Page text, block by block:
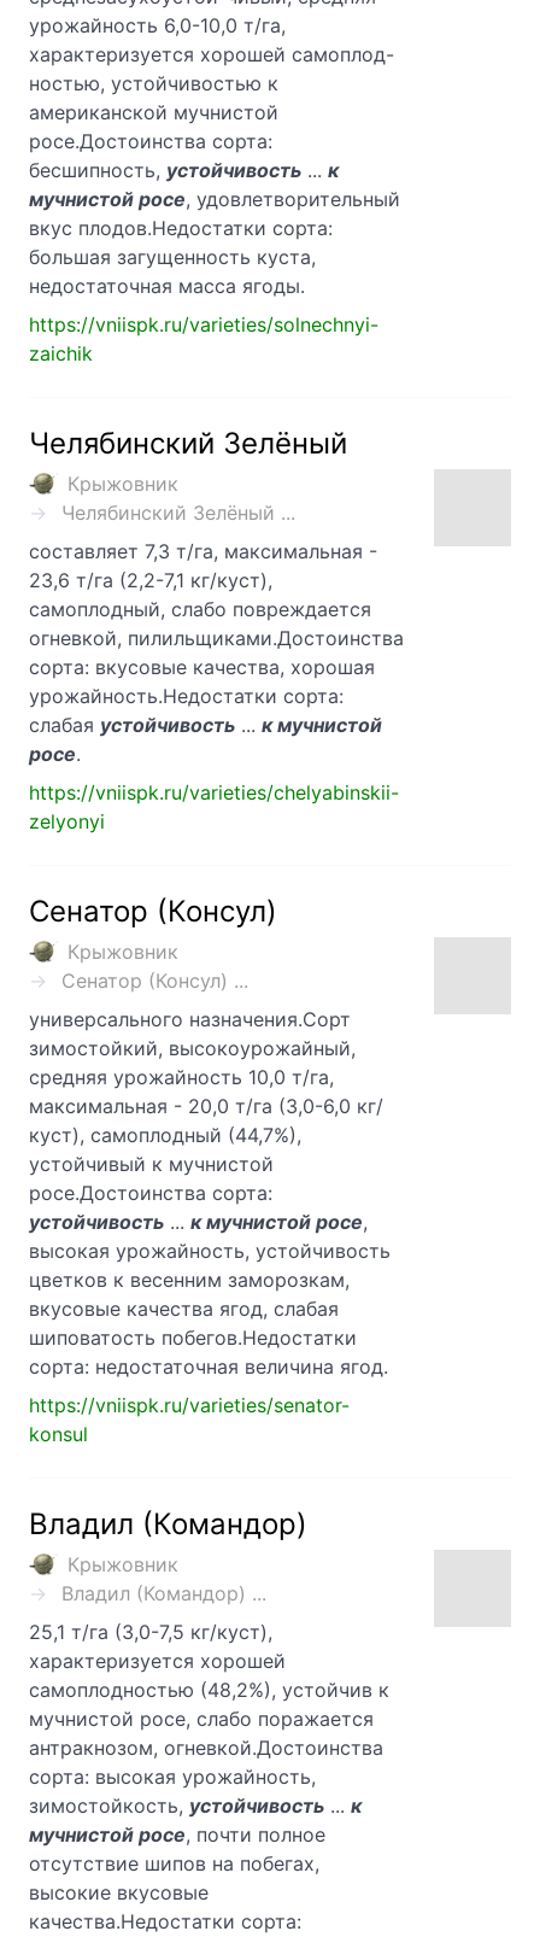
урожайность 6,0-10,0 т/га,
характеризуется хорошей самоплод-
ностью, устойчивостью к
американской мучнистой
росе.Достоинства сорта:
бесшипность, устойчивость ... к
мучнистой росе, удовлетворительный
вкус плодов.Недостатки сорта:
большая загущенность куста,
недостаточная масса ягоды.
https://vniispk.ru/varieties/solnechnyi-
zaichik
Челябинский Зелёный
Крыжовник
Челябинский Зелёный ...
составляет 7,3 т/га, максимальная -
23,6 т/га (2,2-7,1 кг/куст),
самоплодный, слабо повреждается
огневкой, пилильщиками.Достоинства
сорта: вкусовые качества, хорошая
урожайность.Недостатки сорта:
слабая устойчивость ... к мучнистой
росе.
https://vniispk.ru/varieties/chelyabinskii-
zelyonyi
Сенатор (Консул)
Крыжовник
Сенатор (Консул) ...
универсального назначения.Сорт
зимостойкий, высокоурожайный,
средняя урожайность 10,0 т/га,
максимальная - 20,0 т/га (3,0-6,0 кг/
куст), самоплодный (44,7%),
устойчивый к мучнистой
росе.Достоинства сорта:
устойчивость ... к мучнистой росе,
высокая урожайность, устойчивость
цветков к весенним заморозкам,
вкусовые качества ягод, слабая
шиповатость побегов.Недостатки
сорта: недостаточная величина ягод.
https://vniispk.ru/varieties/senator-
konsul
Владил (Командор)
Крыжовник
Владил (Командор) ...
25,1 т/га (3,0-7,5 кг/куст),
характеризуется хорошей
самоплодностью (48,2%), устойчив к
мучнистой росе, слабо поражается
антракнозом, огневкой.Достоинства
сорта: высокая урожайность,
зимостойкость, устойчивость ... к
мучнистой росе, почти полное
отсутствие шипов на побегах,
высокие вкусовые
качества.Недостатки сорта: